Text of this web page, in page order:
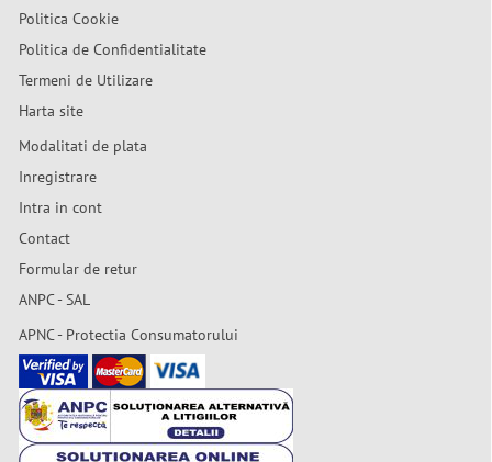
Politica Cookie
Politica de Confidentialitate
Termeni de Utilizare
Harta site
Modalitati de plata
Inregistrare
Intra in cont
Contact
Formular de retur
ANPC - SAL
APNC - Protectia Consumatorului